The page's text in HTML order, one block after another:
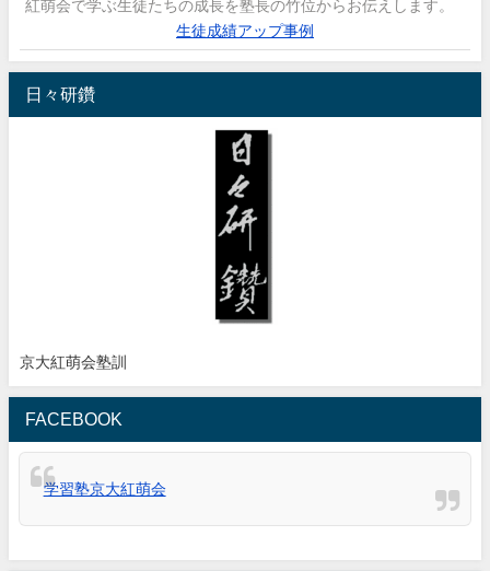
紅萌会で学ぶ生徒たちの成長を塾長の竹位からお伝えします。
生徒成績アップ事例
日々研鑽
京大紅萌会塾訓
FACEBOOK
学習塾京大紅萌会